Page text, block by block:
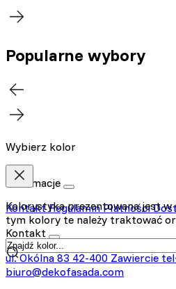
Popularne wybory
Wybierz kolor
Kolorystyka prezentowana jest w
tym kolory te należy traktować
Informacje
KontaktRegulaminPłatności
Kontakt
ul. Okólna 83 42-400 Zawiercie
biuro@dekofasada.com